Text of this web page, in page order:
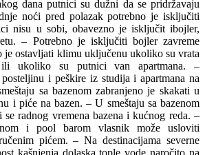
dana putnici su dužni da se pridržavaju
noći pred polazak potrebno je isključiti
nisu u sobi, obavezno je isključit ibojler,
– Potrebno je isključiti bojler zavreme
je ostavljati klimu uključenu ukoliko su vrata
ukoliko su putnici van apartmana. –
i peškire iz studija i apartmana na
sa bazenom zabranjeno je skakati u
i piće na bazen. – U smeštaju sa bazenom
radnog vremena bazena i kućnog reda. –
i pool barom vlasnik može usloviti
pićem. – Na destinacijama severne
kašnjenja dolaska tople vode naročito na